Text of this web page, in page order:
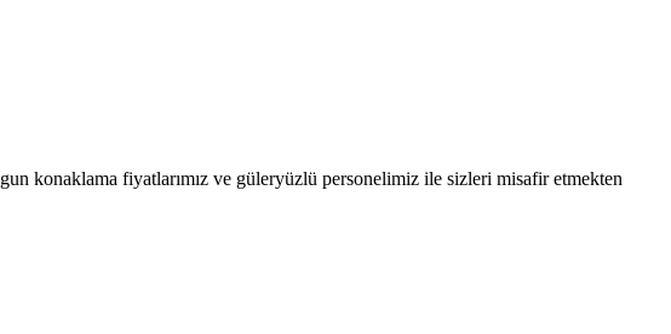
konaklama fiyatlarımız ve güleryüzlü personelimiz ile sizleri misafir etmekten